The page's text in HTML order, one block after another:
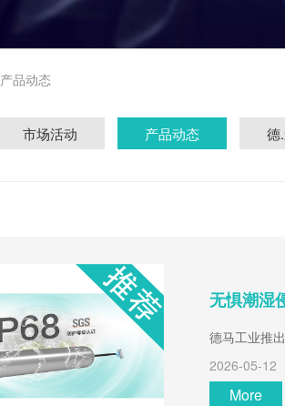
产品动态
市场活动 产品动态 德
无惧潮湿
德马工业推
2026-05-12
More